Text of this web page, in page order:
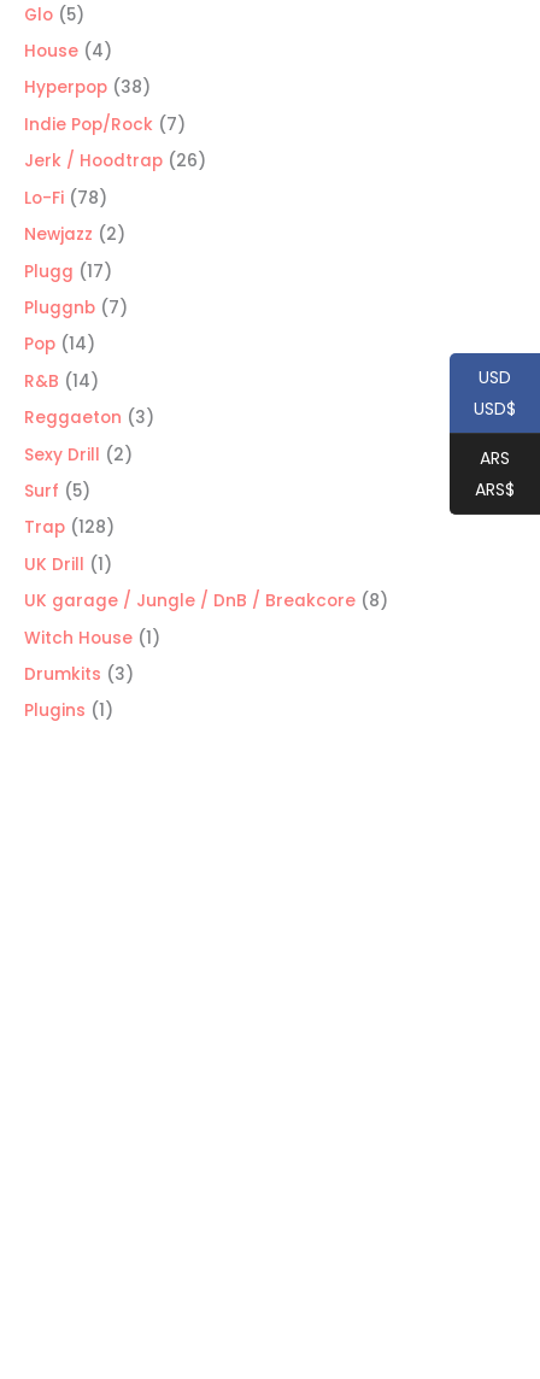
Glo 55
productos
House 44
productos
Hyperpop 3838
productos
Indie Pop/Rock 77
productos
Jerk / Hoodtrap 2626
Lo-Fi 7878
productos
Newjazz 22
Plugg 1717
productos
Pluggnb 77
Pop 1414
productos
R&B 1414
productos
Reggaeton 33
Sexy Drill 22
Surf 55
productos
Trap 128128
productos
UK Drill 11
producto
UK garage / Jungle / DnB / Breakcore 88
Witch House 11
Drumkits 33
Plugins 11
USD
USD$
ARS
ARS$